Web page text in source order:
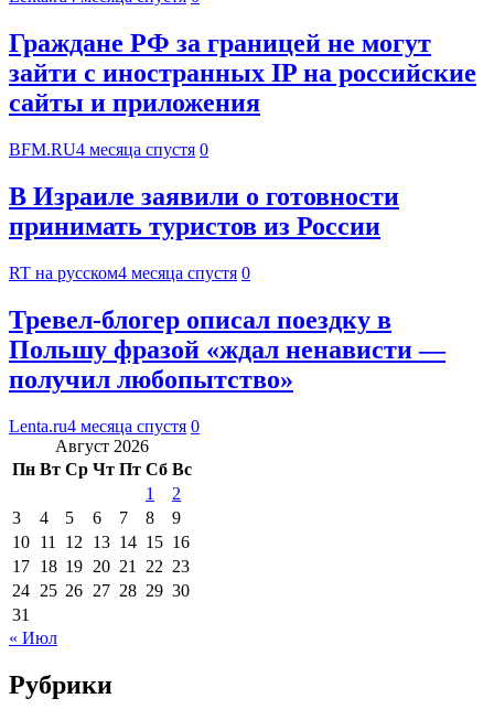
Граждане РФ за границей не могут
зайти с иностранных IP на российские
сайты и приложения
BFM.RU4 месяца спустя 0
В Израиле заявили о готовности
принимать туристов из России
RT на русском4 месяца спустя 0
Тревел-блогер описал поездку в
Польшу фразой «ждал ненависти —
получил любопытство»
Lenta.ru4 месяца спустя 0
Август 2026
Пн Вт Ср Чт Пт Сб Вс
1
2
3
4 5 6 7 8
9
10 11 12 13 14 15 16
17 18 19 20 21 22 23
24 25 26 27 28 29 30
31
« Июл
Рубрики